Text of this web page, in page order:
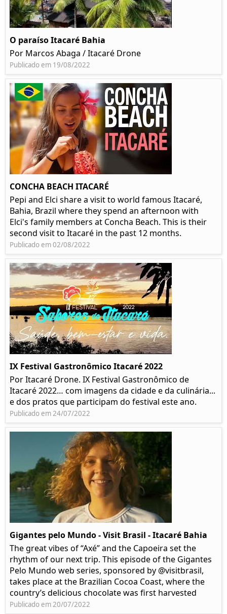
O paraíso Itacaré Bahia
Por Marcos Abaga / Itacaré Drone
Publicado em 19/08/2022
CONCHA BEACH ITACARÉ
Pepi and Elci share a visit to world famous Itacaré,
Bahia, Brazil where they spend an afternoon with
Elci's family members at Concha Beach. This is their
second visit to Itacaré in the past 12 months.
Publicado em 02/08/2022
IX Festival Gastronômico Itacaré 2022
Por Itacaré Drone. IX Festival Gastronômico de
Itacaré 2022… com imagens da cidade e da culinária...
e dos pratos que participam do festival este ano.
Publicado em 24/07/2022
Gigantes pelo Mundo - Visit Brasil - Itacaré Bahia
The great vibes of “Axé” and the Capoeira set the
rhythm of our next trip. This episode of the Gigantes
Pelo Mundo web series, sponsored by @visitbrasil,
takes place at the Brazilian Cocoa Coast, where the
country’s delicious chocolate was first harvested
Publicado em 20/07/2022